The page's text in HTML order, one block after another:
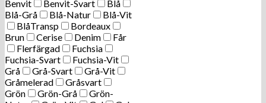
Benvit
Benvit-Svart
Blå
Blå-Grå
Blå-Natur
Blå-Vit
BlåTransp
Bordeaux
Brun
Cerise Denim
Får
Flerfärgad
Fuchsia
Fuchsia-Svart
Fuchsia-Vit
Grå
Grå-Svart
Grå-Vit
Gråmelerad
Gråsvart
Grön
Grön-Grå
Grön-